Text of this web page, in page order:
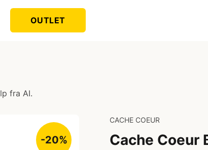
OUTLET
fra AI.
-20%
CACHE COEUR
Cache